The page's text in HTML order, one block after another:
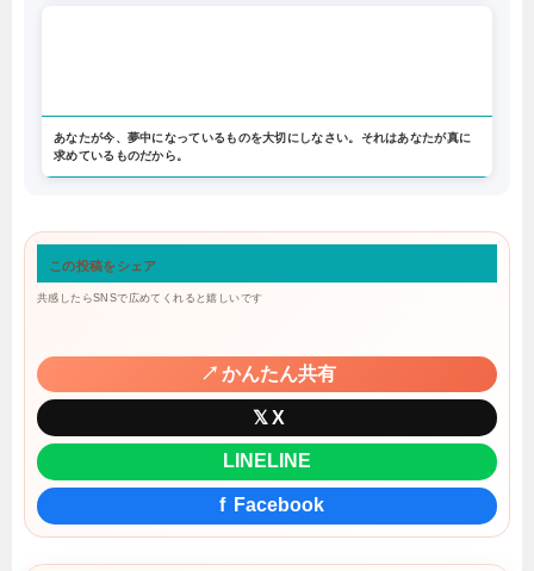
あなたが今、夢中になっているものを大切にしなさい。それはあなたが真に
求めているものだから。
この投稿をシェア
共感したらSNSで広めてくれると嬉しいです
↗ かんたん共有
𝕏 X
LINE LINE
f Facebook